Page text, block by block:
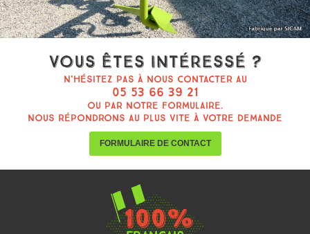
Vous êtes intéressé ?
N'hésitez pas à nous contacter au
05 53 66 39 21
ou par notre formulaire.
Nous répondrons au plus vite à votre demande
FORMULAIRE DE CONTACT